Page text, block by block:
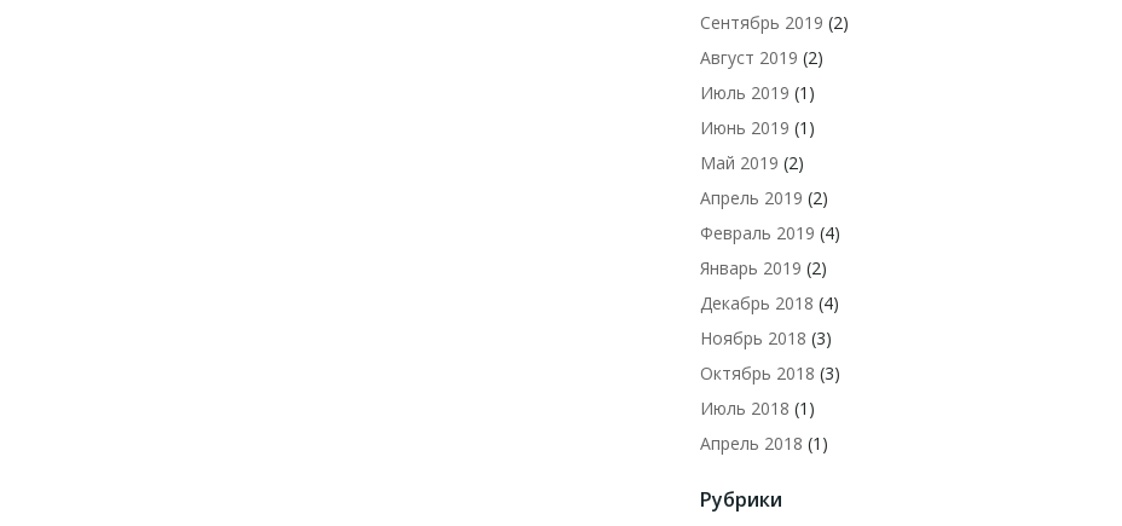
Сентябрь 2019 (2)
Август 2019 (2)
Июль 2019 (1)
Июнь 2019 (1)
Май 2019 (2)
Апрель 2019 (2)
Февраль 2019 (4)
Январь 2019 (2)
Декабрь 2018 (4)
Ноябрь 2018 (3)
Октябрь 2018 (3)
Июль 2018 (1)
Апрель 2018 (1)
Рубрики